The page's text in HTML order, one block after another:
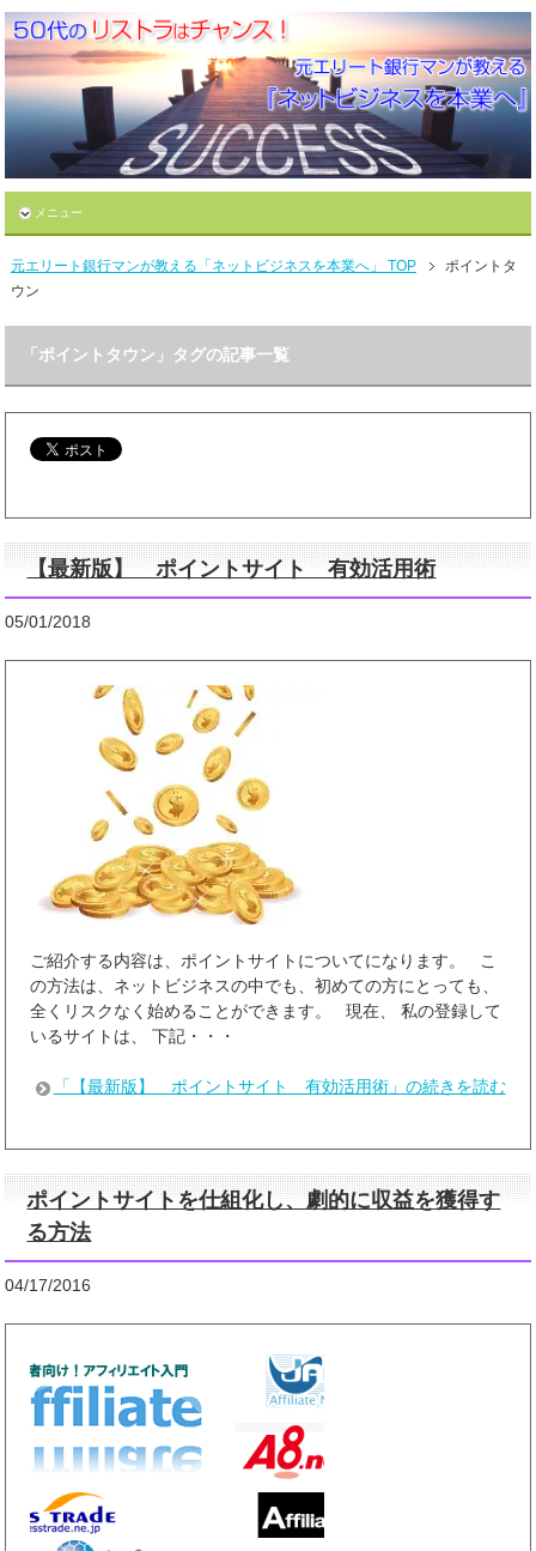
メニュー
元エリート銀行マンが教える「ネットビジネスを本業へ」 TOP
ポイントタ
ウン
「ポイントタウン」タグの記事一覧
【最新版】 ポイントサイト 有効活用術
05/01/2018
ご紹介する内容は、ポイントサイトについてになります。 こ
の方法は、ネットビジネスの中でも、初めての方にとっても、
全くリスクなく始めることができます。 現在、 私の登録して
いるサイトは、 下記・・・
「【最新版】 ポイントサイト 有効活用術」の続きを読む
ポイントサイトを仕組化し、劇的に収益を獲得す
る方法
04/17/2016